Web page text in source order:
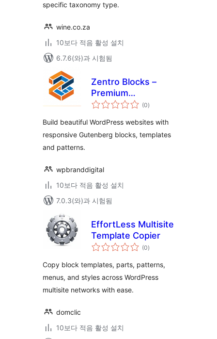
specific taxonomy type.
wine.co.za
10보다 적음 활성 설치
6.7.6(와)과 시험됨
Zentro Blocks –
Premium
Gutenberg Blocks
(0전
체
점
)
Build beautiful WordPress websites with
responsive Gutenberg blocks, templates
and patterns.
wpbranddigital
10보다 적음 활성 설치
7.0.3(와)과 시험됨
EffortLess Multisite
Template Copier
(0전
체
점
)
Copy block templates, parts, patterns,
menus, and styles across WordPress
multisite networks with ease.
domclic
10보다 적음 활성 설치